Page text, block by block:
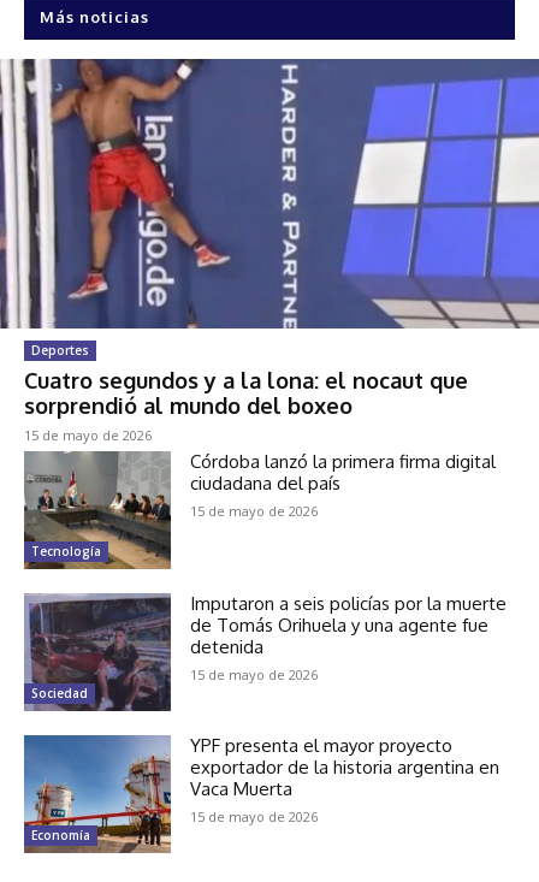
Más noticias
Deportes
Cuatro segundos y a la lona: el nocaut que
sorprendió al mundo del boxeo
15 de mayo de 2026
Tecnología
Córdoba lanzó la primera firma digital
ciudadana del país
15 de mayo de 2026
Sociedad
Imputaron a seis policías por la muerte
de Tomás Orihuela y una agente fue
detenida
15 de mayo de 2026
Economía
YPF presenta el mayor proyecto
exportador de la historia argentina en
Vaca Muerta
15 de mayo de 2026